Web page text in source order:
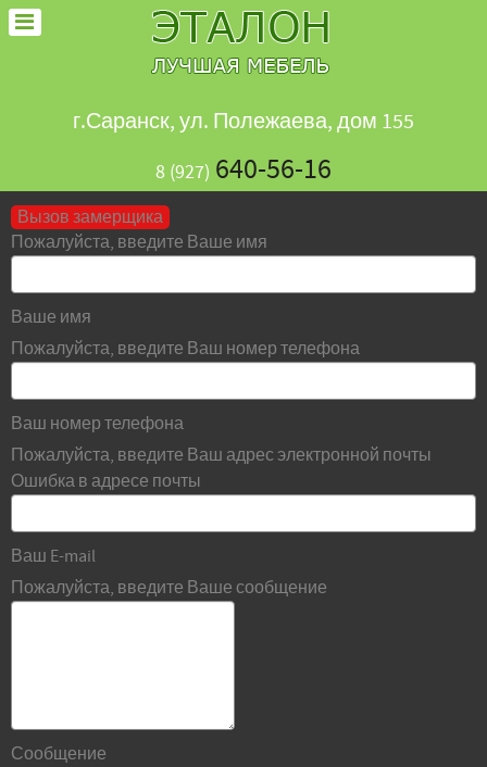
г.Саранск, ул. Полежаева, дом 155
8 (927) 640-56-16
Вызов замерщика
Пожалуйста, введите Ваше имя
Ваше имя
Пожалуйста, введите Ваш номер телефона
Ваш номер телефона
Пожалуйста, введите Ваш адрес электронной почты
Ошибка в адресе почты
Ваш E-mail
Пожалуйста, введите Ваше сообщение
Сообщение